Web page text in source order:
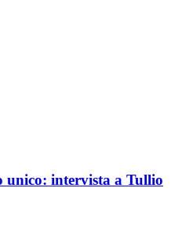
unico: intervista a Tullio